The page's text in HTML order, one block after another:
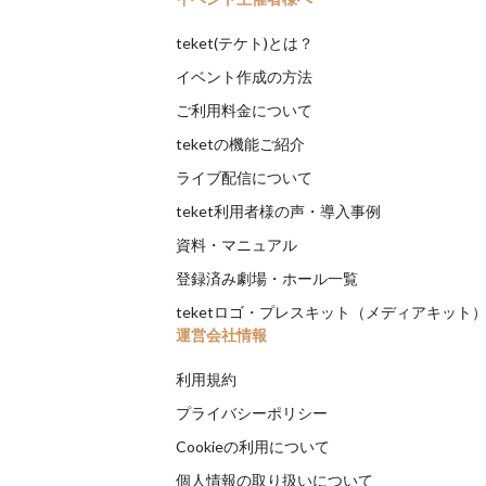
teket(テケト)とは？
イベント作成の方法
ご利用料金について
teketの機能ご紹介
ライブ配信について
teket利用者様の声・導入事例
資料・マニュアル
登録済み劇場・ホール一覧
teketロゴ・プレスキット（メディアキット）
運営会社情報
利用規約
プライバシーポリシー
Cookieの利用について
個人情報の取り扱いについて